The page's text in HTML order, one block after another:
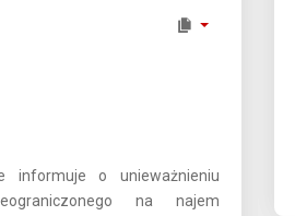
informuje o unieważnieniu
na najem